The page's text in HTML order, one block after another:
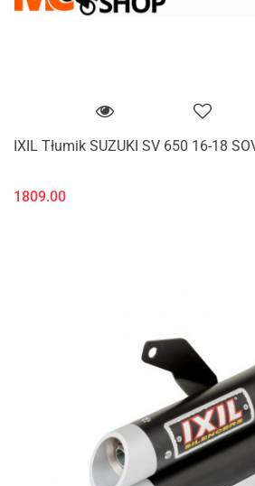
IXIL Tłumik SUZUKI SV 650 16-18
1809.00